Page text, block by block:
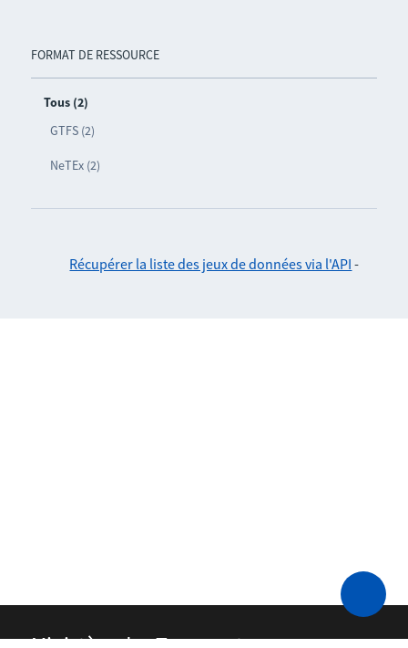
FORMAT DE RESSOURCE
Tous (2)
GTFS (2)
NeTEx (2)
Récupérer la liste des jeux de données via l'API -